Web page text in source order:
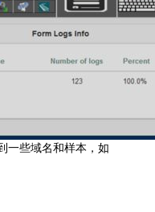
一些域名和样本，如